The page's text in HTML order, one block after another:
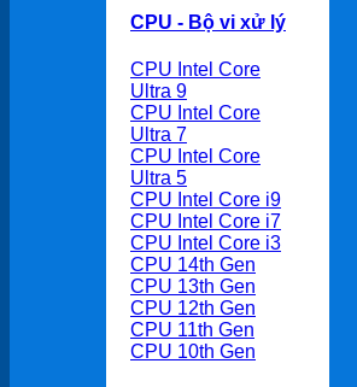
CPU - Bộ vi xử lý
CPU Intel Core
Ultra 9
CPU Intel Core
Ultra 7
CPU Intel Core
Ultra 5
CPU Intel Core i9
CPU Intel Core i7
CPU Intel Core i3
CPU 14th Gen
CPU 13th Gen
CPU 12th Gen
CPU 11th Gen
CPU 10th Gen